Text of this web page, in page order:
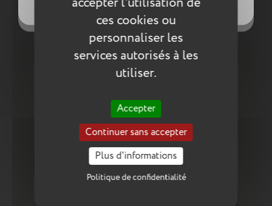
ces cookies ou
personnaliser les
services autorisés à les
utiliser.
Accepter
Continuer sans accepter
Plus d'informations
Politique de confidentialité
Compléter la collection
((cancelText))